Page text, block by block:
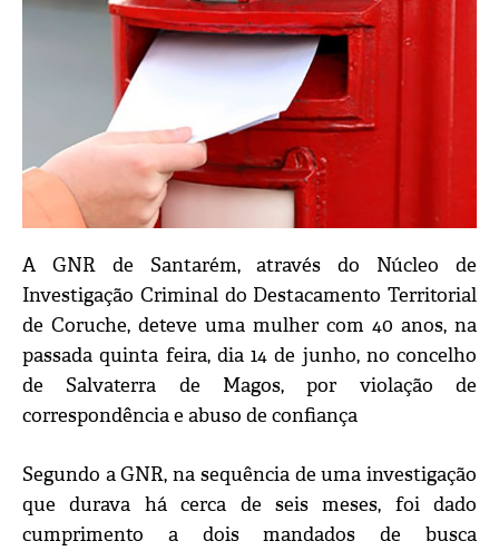
A GNR de Santarém, através do Núcleo de
Investigação Criminal do Destacamento Territorial
de Coruche, deteve uma mulher com 40 anos, na
passada quinta feira, dia 14 de junho, no concelho
de Salvaterra de Magos, por violação de
correspondência e abuso de confiança
Segundo a GNR, na sequência de uma investigação
que durava há cerca de seis meses, foi dado
cumprimento a dois mandados de busca